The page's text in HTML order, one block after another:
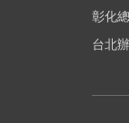
彰化
台北